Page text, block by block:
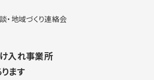
・地域づくり連絡会
入れ事業所
ます